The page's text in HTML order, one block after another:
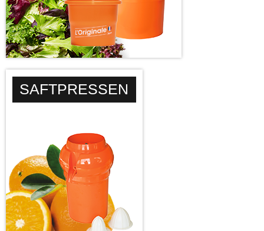
SAFTPRESSEN